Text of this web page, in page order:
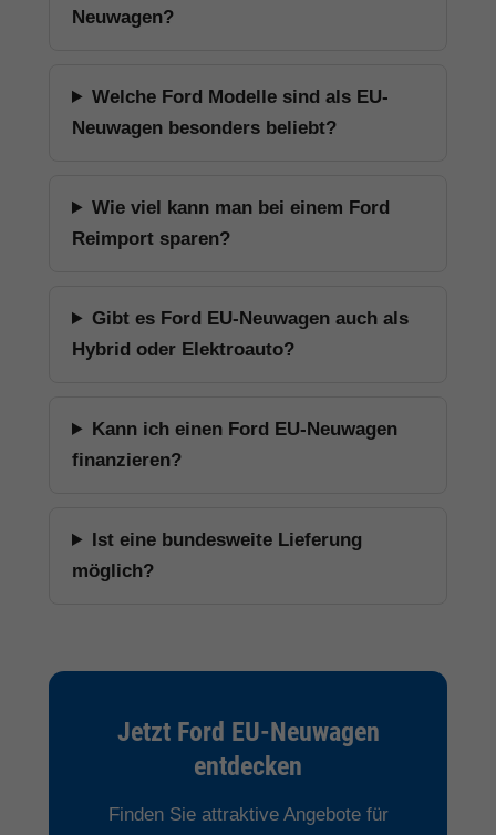
Neuwagen?
Welche Ford Modelle sind als EU-
Neuwagen besonders beliebt?
Wie viel kann man bei einem Ford
Reimport sparen?
Gibt es Ford EU-Neuwagen auch als
Hybrid oder Elektroauto?
Kann ich einen Ford EU-Neuwagen
finanzieren?
Ist eine bundesweite Lieferung
möglich?
Jetzt Ford EU-Neuwagen
entdecken
Finden Sie attraktive Angebote für